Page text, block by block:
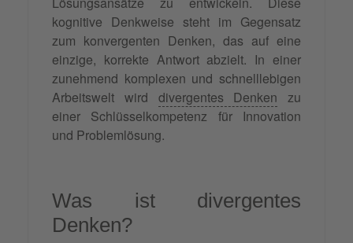
kognitive Denkweise steht im Gegensatz
zum konvergenten Denken, das auf eine
einzige, korrekte Antwort abzielt. In einer
zunehmend komplexen und schnelllebigen
Arbeitswelt wird divergentes Denken zu
einer Schlüsselkompetenz für Innovation
und Problemlösung.
Was ist divergentes
Denken?